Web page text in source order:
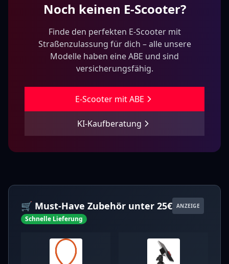
Noch keinen E-Scooter?
Finde den perfekten E-Scooter mit
Straßenzulassung für dich – alle unsere
Modelle haben eine ABE und sind
versicherungsfähig.
E-Scooter mit ABE
KI-Kaufberatung
🛒 Must-Have Zubehör unter 25€ ANZEIGE
Schnelle Lieferung